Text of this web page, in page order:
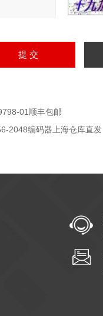
01顺丰包邮
2048编码器上海仓库直发